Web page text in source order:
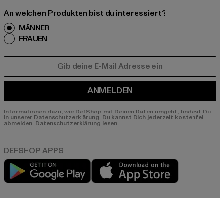
An welchen Produkten bist du interessiert?
MÄNNER
FRAUEN
ANMELDEN
Informationen dazu, wie DefShop mit Deinen Daten umgeht, findest Du
in unserer Datenschutzerklärung. Du kannst Dich jederzeit kostenfei
abmelden. Datenschutzerklärung lesen.
Play market